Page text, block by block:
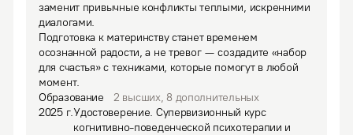
заменит привычные конфликты теплыми, искренними
диалогами.
Подготовка к материнству станет временем
осознанной радости, а не тревог — создадите «набор
для счастья» с техниками, которые помогут в любой
момент.
Образование
2 высших, 8 дополнительных
2025г.Удостоверение. Супервизионный курс
когнитивно-поведенческой психотерапии и